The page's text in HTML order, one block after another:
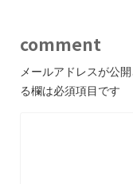
comment
メールアドレスが公
る欄は必須項目です